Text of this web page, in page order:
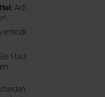
Achten Sie darauf, dass sie
Kratzer und nehmen
Staub und Schmutz
für den Erhalt des